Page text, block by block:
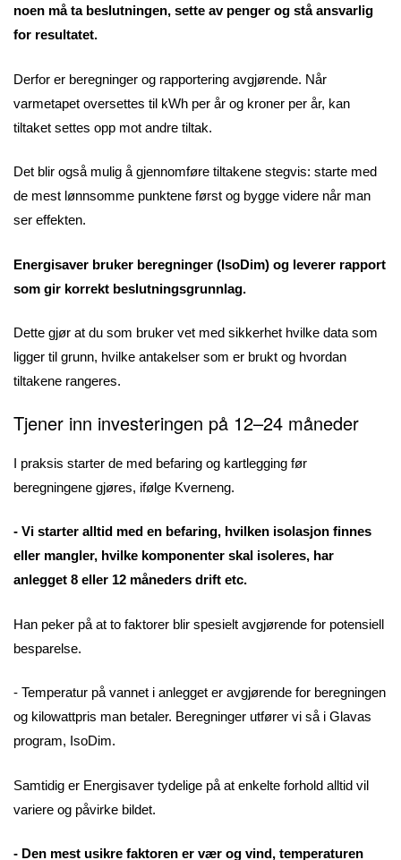
noen må ta beslutningen, sette av penger og stå ansvarlig
for resultatet.
Derfor er beregninger og rapportering avgjørende. Når
varmetapet oversettes til kWh per år og kroner per år, kan
tiltaket settes opp mot andre tiltak.
Det blir også mulig å gjennomføre tiltakene stegvis: starte med
de mest lønnsomme punktene først og bygge videre når man
ser effekten.
Energisaver bruker beregninger (IsoDim) og leverer rapport
som gir korrekt beslutningsgrunnlag.
Dette gjør at du som bruker vet med sikkerhet hvilke data som
ligger til grunn, hvilke antakelser som er brukt og hvordan
tiltakene rangeres.
Tjener inn investeringen på 12–24 måneder
I praksis starter de med befaring og kartlegging før
beregningene gjøres, ifølge Kverneng.
- Vi starter alltid med en befaring, hvilken isolasjon finnes
eller mangler, hvilke komponenter skal isoleres, har
anlegget 8 eller 12 måneders drift etc.
Han peker på at to faktorer blir spesielt avgjørende for potensiell
besparelse.
- Temperatur på vannet i anlegget er avgjørende for beregningen
og kilowattpris man betaler. Beregninger utfører vi så i Glavas
program, IsoDim.
Samtidig er Energisaver tydelige på at enkelte forhold alltid vil
variere og påvirke bildet.
- Den mest usikre faktoren er vær og vind, temperaturen